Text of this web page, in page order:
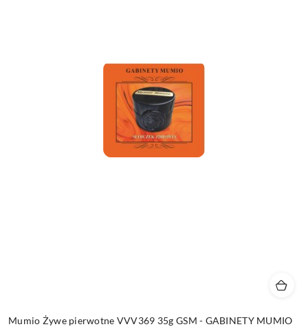
Mumio Żywe pierwotne VVV369 35g GSM - GABINETY MUMIO